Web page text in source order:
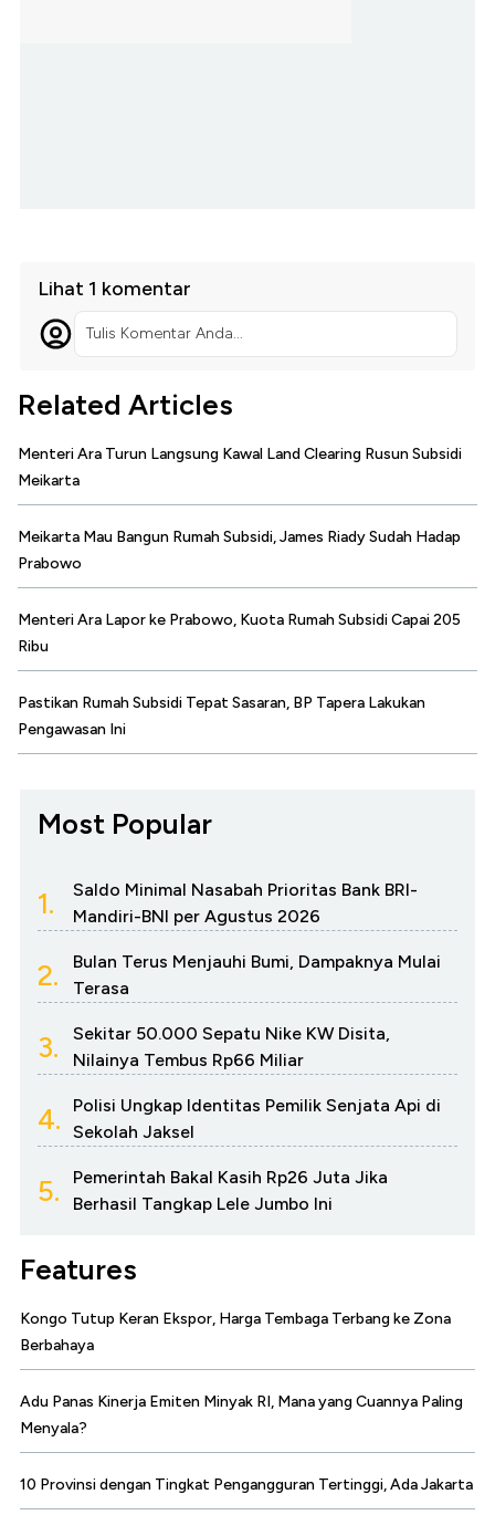
Lihat 1 komentar
Tulis Komentar Anda...
Related Articles
Menteri Ara Turun Langsung Kawal Land Clearing Rusun Subsidi
Meikarta
Meikarta Mau Bangun Rumah Subsidi, James Riady Sudah Hadap
Prabowo
Menteri Ara Lapor ke Prabowo, Kuota Rumah Subsidi Capai 205
Ribu
Pastikan Rumah Subsidi Tepat Sasaran, BP Tapera Lakukan
Pengawasan Ini
Most Popular
1.
Saldo Minimal Nasabah Prioritas Bank BRI-
Mandiri-BNI per Agustus 2026
2.
Bulan Terus Menjauhi Bumi, Dampaknya Mulai
Terasa
3.
Sekitar 50.000 Sepatu Nike KW Disita,
Nilainya Tembus Rp66 Miliar
4.
Polisi Ungkap Identitas Pemilik Senjata Api di
Sekolah Jaksel
5.
Pemerintah Bakal Kasih Rp26 Juta Jika
Berhasil Tangkap Lele Jumbo Ini
Features
Kongo Tutup Keran Ekspor, Harga Tembaga Terbang ke Zona
Berbahaya
Adu Panas Kinerja Emiten Minyak RI, Mana yang Cuannya Paling
Menyala?
10 Provinsi dengan Tingkat Pengangguran Tertinggi, Ada Jakarta